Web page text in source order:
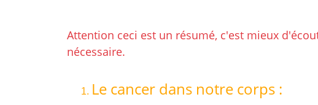
Attention ceci est un résumé, c'est mieux
nécessaire.
Le cancer dans notre corps :